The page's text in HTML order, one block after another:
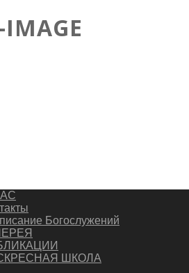
Богослужений
ШКОЛА